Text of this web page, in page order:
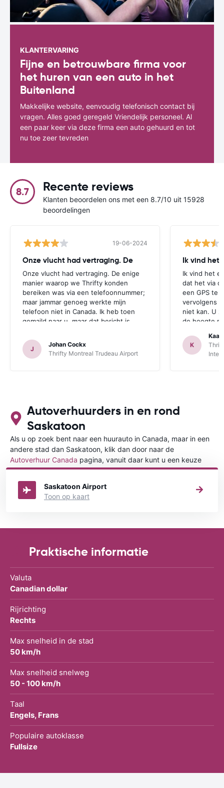
KLANTERVARING
Fijne en betrouwbare firma voor
het huren van een auto in het
Buitenland
Makkelijke website, eenvoudig telefonisch contact bij
vragen. Alles goed geregeld Vriendelijk personeel. Al
een paar keer via deze firma een auto gehuurd en tot
nu toe zeer tevreden
8.7 Recente reviews
Klanten beoordelen ons met een 8.7/10 uit 15928
beoordelingen
19-06-2024
Onze vlucht had vertraging. De
Onze vlucht had vertraging. De enige
manier waarop we Thrifty konden
bereiken was via een telefoonnummer;
maar jammar genoeg werkte mijn
telefoon niet in Canada. Ik heb toen
gemaild naar u, maar dat bericht is
Deze opmerking geldt zowel voor
Thrifte als voor u: het zou fijn zijn om
op een andere manier contact te
J
Johan Cockx
Thrifty Montreal Trudeau Airport
Ik vind het
Ik vind het
dat het via
een GPS te
vervolgens
niet kan. U
de hoogte
een GPS bij
is. Dan
K
Kaat
Autoverhuurders in en rond
Saskatoon
Als u op zoek bent naar een huurauto in Canada, maar in een
andere stad dan Saskatoon, klik dan door naar de
Autoverhuur Canada pagina, vanuit daar kunt u een keuze
maken in welke stad in Canada u een auto huren wilt.
Saskatoon Airport
Toon op kaart
Praktische informatie
Valuta
Canadian dollar
Rijrichting
Rechts
Max snelheid in de stad
50 km/h
Max snelheid snelweg
50 - 100 km/h
Taal
Engels, Frans
Populaire autoklasse
Fullsize